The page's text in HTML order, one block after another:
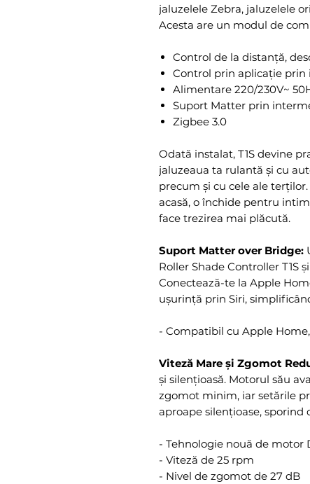
jaluzelele Zebra, jaluzelele
Acesta are un modul de
Control de la distanță,
Control prin aplicație
Alimentare 220/230V~
Suport Matter prin
Zigbee 3.0
Odată instalat, T1S devine
jaluzeaua ta rulantă și cu
precum și cu cele ale
acasă, o închide pentru
face trezirea mai plăcută.
Suport Matter over Bridge:
Roller Shade Controller T1S
Conectează-te la Apple
ușurință prin Siri,
- Compatibil cu Apple
Viteză Mare și Zgomot
și silențioasă. Motorul său
zgomot minim, iar setările
aproape silențioase,
- Tehnologie nouă de motor
- Viteză de 25 rpm
- Nivel de zgomot de 27 dB